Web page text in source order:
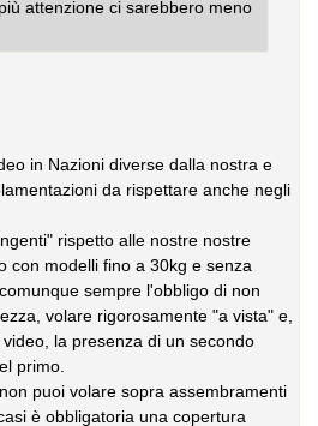
attenzione ci sarebbero meno
in Nazioni diverse dalla nostra e
da rispettare anche negli
rispetto alle nostre nostre
con modelli fino a 30kg e senza
sempre l'obbligo di non
volare rigorosamente "a vista" e,
la presenza di un secondo
primo.
puoi volare sopra assembramenti
è obbligatoria una copertura